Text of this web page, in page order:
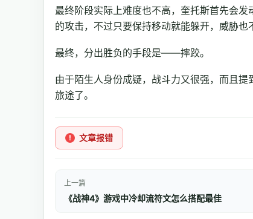
最终阶段实际上难度也不高，奎托斯首先会
的攻击，不过只要保持移动就能躲开，威胁也
最终，分出胜负的手段是——摔跤。
由于陌生人身份成疑，战斗力又很强，而且
旅途了。
文章报错
上一篇
《战神4》游戏中冷却流符文怎么搭配最佳